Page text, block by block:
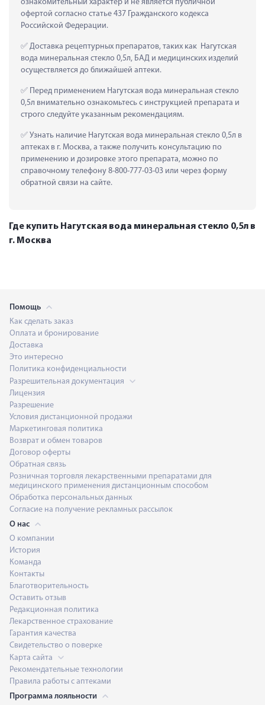
ознакомительный характер и не является публичной
офертой согласно статье 437 Гражданского кодекса
Российской Федерации.
Доставка рецептурных препаратов, таких как  Нагутская
вода минеральная стекло 0,5л, БАД и медицинских изделий
осуществляется до ближайшей аптеки.
Перед применением Нагутская вода минеральная стекло
0,5л внимательно ознакомьтесь с инструкцией препарата и
строго следуйте указанным рекомендациям.
Узнать наличие Нагутская вода минеральная стекло 0,5л в
аптеках в г. Москва, а также получить консультацию по
применению и дозировке этого препарата, можно по
справочному телефону 8-800-777-03-03 или через форму
обратной связи на сайте.
Где купить Нагутская вода минеральная стекло 0,5л в
г. Москва
Помощь
Как сделать заказ
Оплата и бронирование
Доставка
Это интересно
Политика конфиденциальности
Разрешительная документация
Лицензия
Разрешение
Условия дистанционной продажи
Маркетинговая политика
Возврат и обмен товаров
Договор оферты
Обратная связь
Розничная торговля лекарственными препаратами для
медицинского применения дистанционным способом
Обработка персональных данных
Согласие на получение рекламных рассылок
О нас
О компании
История
Команда
Контакты
Благотворительность
Оставить отзыв
Редакционная политика
Лекарственное страхование
Гарантия качества
Свидетельство о поверке
Карта сайта
Рекомендательные технологии
Правила работы с аптеками
Программа лояльности